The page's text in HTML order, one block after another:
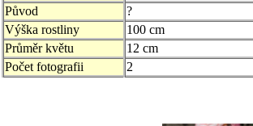
Původ
?
Výška rostliny
100 cm
Průměr květu
12 cm
Počet fotografii
2